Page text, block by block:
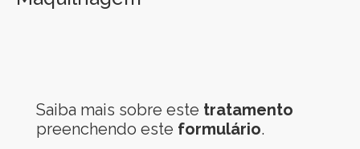
Saiba mais sobre este tratamento
preenchendo este formulário.